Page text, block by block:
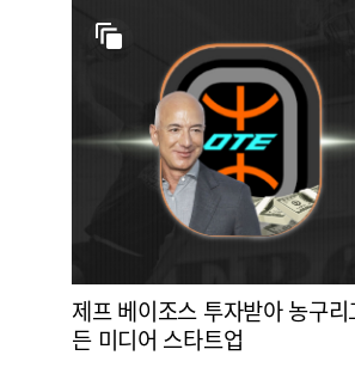
제프 베이조스 투자받아 농구리
든 미디어 스타트업